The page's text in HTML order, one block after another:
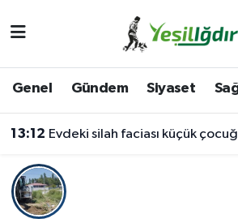
Genel Gündem Siyaset
13:12 Evdeki silah faciası küçük
İğdir Namaz Vakitleri
Iğdır Trafik Yoğunluk Haritası